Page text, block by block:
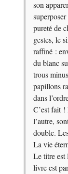
son
pureté de
gestes, le
raffiné :
du blanc
trous
papillons
dans
C’est fait !
l’autre,
double.
La vie
Le titre est
livre est